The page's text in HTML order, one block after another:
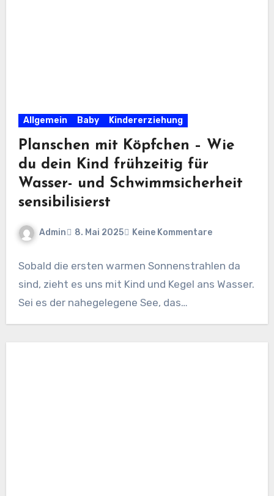
Allgemein Baby Kindererziehung
Planschen mit Köpfchen – Wie
du dein Kind frühzeitig für
Wasser- und Schwimmsicherheit
sensibilisierst
Admin 8. Mai 2025 Keine Kommentare
Sobald die ersten warmen Sonnenstrahlen da
sind, zieht es uns mit Kind und Kegel ans Wasser.
Sei es der nahegelegene See, das…